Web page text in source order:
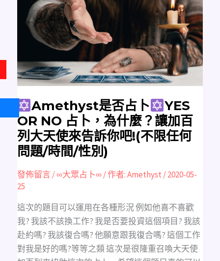
Amethyst是否占卜
YES
OR NO 占卜，為什麼？讓加百
列大天使來告訴你吧!(不限任何
問題/時間/性別)
發佈留言/∞大眾占卜∞/ 作者:Amethyst /2020-05-
25
這次的題目可以運用在各種形況 例如他喜不喜歡
我? 我該不該換工作? 我是否要投資這個項目? 我該
赴約嗎? 我該復合嗎? 他願意跟我復合嗎? 這個工作
對我是好的嗎?等等之類 這次是很隆重召喚大天使
否
占
卜
YES
OR
卜，
為
什
麼？
讓
百
列
大
天
使
來
告
訴
你
(不
限
題/
時
間/
性
別)